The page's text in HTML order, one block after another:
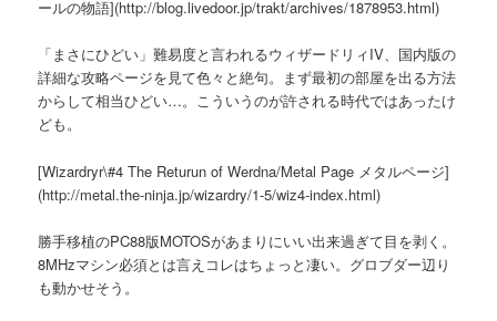
ールの物語](http://blog.livedoor.jp/trakt/archives/1878953.html)
「まさにひどい」難易度と言われるウィザードリィIV、国内版の
詳細な攻略ページを見て色々と絶句。まず最初の部屋を出る方法
からして相当ひどい…。こういうのが許される時代ではあったけ
ども。
[Wizardryr\#4 The Returun of Werdna/Metal Page メタルページ]
(http://metal.the-ninja.jp/wizardry/1-5/wiz4-index.html)
勝手移植のPC88版MOTOSがあまりにいい出来過ぎて目を剥く。
8MHzマシン必須とは言えコレはちょっと凄い。グロブダー辺り
も動かせそう。